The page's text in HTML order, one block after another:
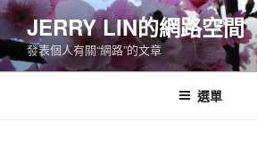
跳
至
主
要
JERRY LIN的網路空間
發表個人有關“網路”的文章
選單